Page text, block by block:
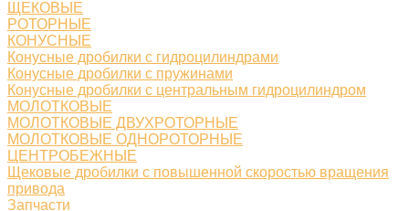
ЩЕКОВЫЕ
РОТОРНЫЕ
КОНУСНЫЕ
Конусные дробилки с гидроцилиндрами
Конусные дробилки с пружинами
Конусные дробилки с центральным гидроцилиндром
МОЛОТКОВЫЕ
МОЛОТКОВЫЕ ДВУХРОТОРНЫЕ
МОЛОТКОВЫЕ ОДНОРОТОРНЫЕ
ЦЕНТРОБЕЖНЫЕ
Щековые дробилки с повышенной скоростью вращения
привода
Запчасти